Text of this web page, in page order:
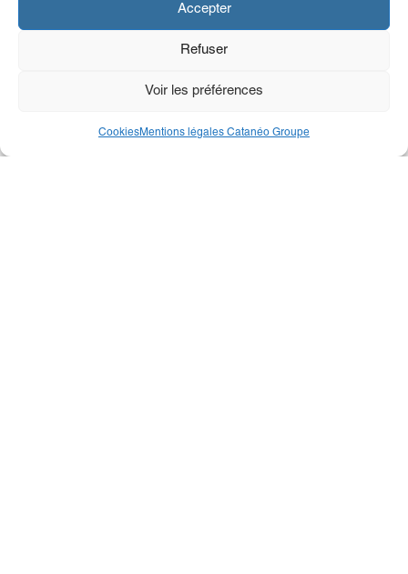
Accepter
Refuser
Voir les préférences
CookiesMentions légales Catanéo Groupe